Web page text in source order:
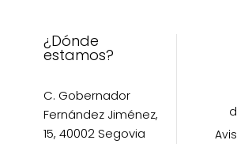
¿Dónde
estamos?
C. Gobernador
Fernández Jiménez,
15, 40002 Segovia